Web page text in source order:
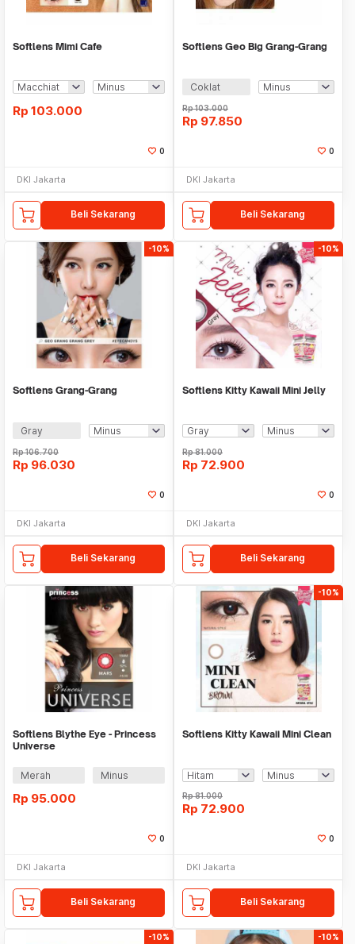
Softlens Mimi Cafe
Rp 103.000
0
DKI Jakarta
Beli Sekarang
Softlens Geo Big Grang-Grang
Coklat
Rp103.000
Rp 97.850
0
DKI Jakarta
Beli Sekarang
-10%
Softlens Grang-Grang
Gray
Rp106.700
Rp 96.030
0
DKI Jakarta
Beli Sekarang
-10%
Softlens Kitty Kawaii Mini Jelly
Rp81.000
Rp 72.900
0
DKI Jakarta
Beli Sekarang
Softlens Blythe Eye - Princess
Universe
Merah Minus
Rp 95.000
0
DKI Jakarta
Beli Sekarang
-10%
Softlens Kitty Kawaii Mini Clean
Rp81.000
Rp 72.900
0
DKI Jakarta
Beli Sekarang
-10% -10%